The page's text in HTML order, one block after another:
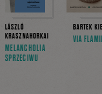
LÁSZLÓ
KRASZNAHORKAI
MELANCHOLIA
SPRZECIWU
BARTEK
VIA